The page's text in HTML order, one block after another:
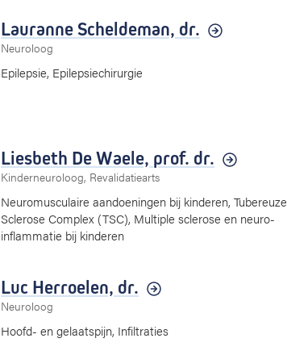
Lauranne Scheldeman, dr.
Neuroloog
Epilepsie, Epilepsiechirurgie
Liesbeth De Waele, prof. dr.
Kinderneuroloog, Revalidatiearts
Neuromusculaire aandoeningen bij kinderen, Tubereuze
Sclerose Complex (TSC), Multiple sclerose en neuro-
inflammatie bij kinderen
Luc Herroelen, dr.
Neuroloog
Hoofd- en gelaatspijn, Infiltraties